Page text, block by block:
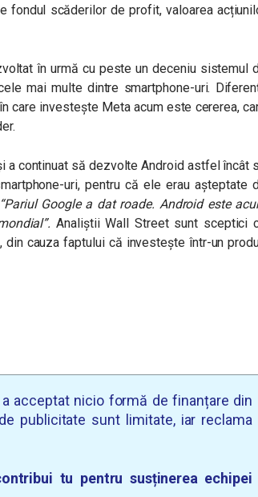
fondul scăderilor de profit, valoarea
în urmă cu peste un deceniu sistemul
mai multe dintre smartphone-uri.
care investește Meta acum este cererea,
a continuat să dezvolte Android astfel încât
uri, pentru că ele erau așteptate
“Pariul Google a dat roade. Android este
Analiștii Wall Street sunt sceptici
cauza faptului că investește într-un
acceptat nicio formă de finanțare din
publicitate sunt limitate, iar reclama
tu pentru susținerea echipei